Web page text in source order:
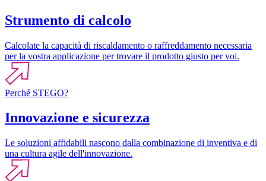
Strumento di calcolo
Calcolate la capacità di riscaldamento o raffreddamento necessaria
per la vostra applicazione per trovare il prodotto giusto per voi.
Perché STEGO?
Innovazione e sicurezza
Le soluzioni affidabili nascono dalla combinazione di inventiva e di
una cultura agile dell'innovazione.